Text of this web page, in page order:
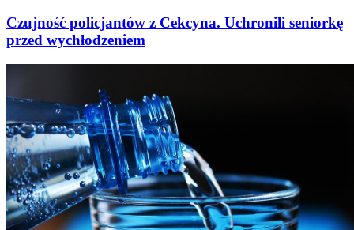
Czujność policjantów z Cekcyna. Uchronili seniorkę
przed wychłodzeniem